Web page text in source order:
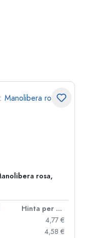
rosa,
Hinta per kpl
4,77 €
4,58 €